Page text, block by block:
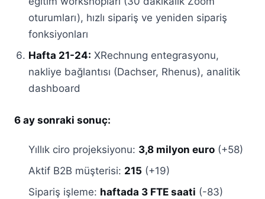
oturumları), hızlı sipariş ve yeniden sipariş
fonksiyonları
Hafta 21-24: XRechnung entegrasyonu,
nakliye bağlantısı (Dachser, Rhenus), analitik
dashboard
6 ay sonraki sonuç:
Yıllık ciro projeksiyonu: 3,8 milyon euro (+58)
Aktif B2B müşterisi: 215 (+19)
Sipariş işleme: haftada 3 FTE saati (-83)